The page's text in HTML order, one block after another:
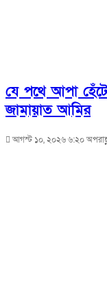
যে পথে আপা
জামায়াত আমির
আগস্ট ১০, ২০২৬ ৬:২০